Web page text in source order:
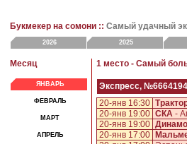
Букмекер на сомони :: Самый удачный
2026 2025
Месяц
ЯНВАРЬ
ФЕВРАЛЬ
МАРТ
АПРЕЛЬ
1 место - Самый
Экспресс,
20-янв 16:30
20-янв 19:00 СКА -
20-янв 19:00
20-янв 17:00